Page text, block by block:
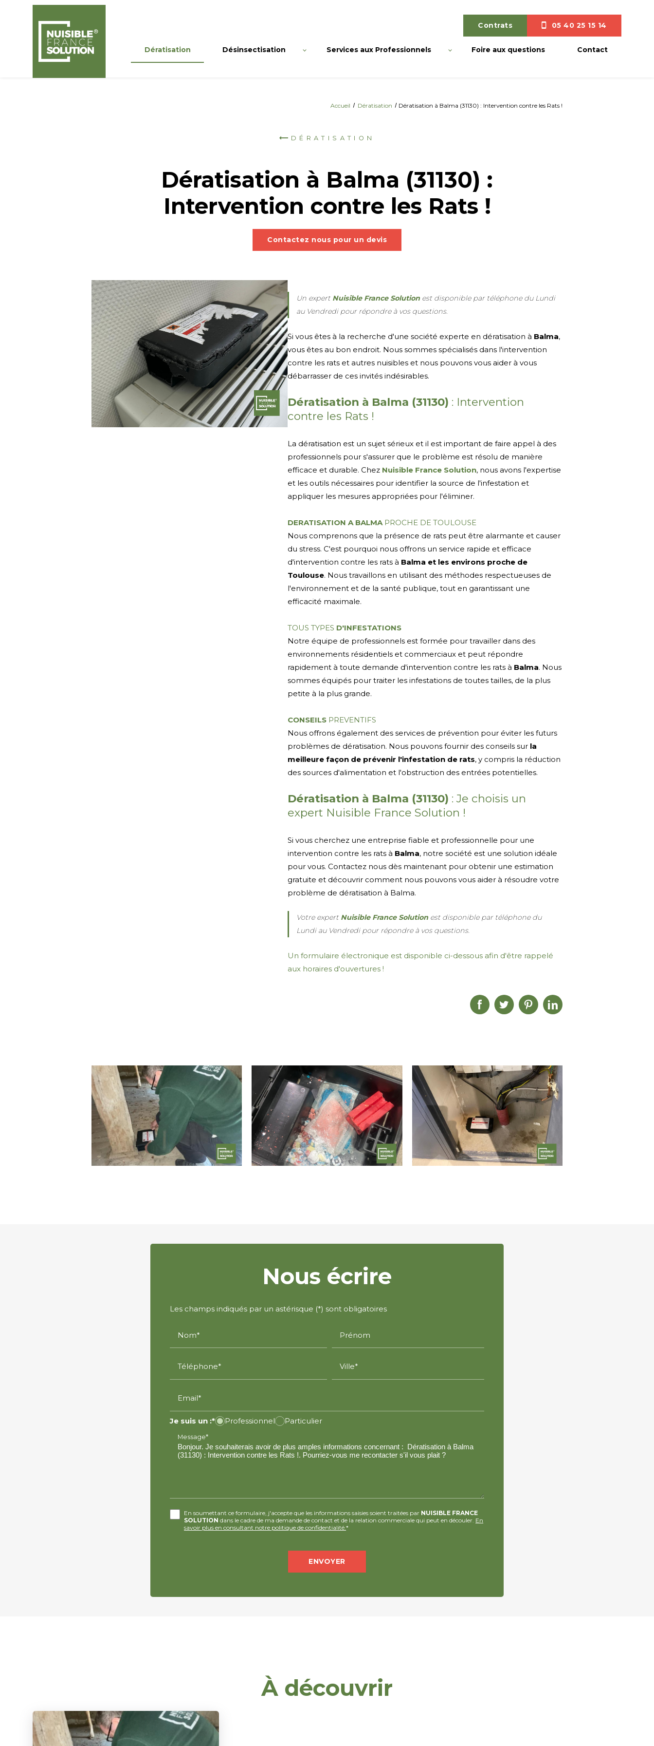
Contrats 05 40 25 15 14
Dératisation Désinsectisation Services aux Professionnels Foire aux questions Contact
Accueil Dératisation Dératisation à Balma (31130) : Intervention contre les Rats !
DÉRATISATION
Dératisation à Balma (31130) :
Intervention contre les Rats !
Contactez nous pour un devis
Un expert Nuisible France Solution est disponible par téléphone du Lundi
au Vendredi pour répondre à vos questions.
Si vous êtes à la recherche d'une société experte en dératisation à Balma,
vous êtes au bon endroit. Nous sommes spécialisés dans l'intervention
contre les rats et autres nuisibles et nous pouvons vous aider à vous
débarrasser de ces invités indésirables.
Dératisation à Balma (31130) : Intervention
contre les Rats !
La dératisation est un sujet sérieux et il est important de faire appel à des
professionnels pour s'assurer que le problème est résolu de manière
efficace et durable. Chez Nuisible France Solution, nous avons l'expertise
et les outils nécessaires pour identifier la source de l'infestation et
appliquer les mesures appropriées pour l'éliminer.
DERATISATION A BALMAPROCHE DE TOULOUSE
Nous comprenons que la présence de rats peut être alarmante et causer
du stress. C'est pourquoi nous offrons un service rapide et efficace
d'intervention contre les rats à Balma et les environs proche de
Toulouse. Nous travaillons en utilisant des méthodes respectueuses de
l'environnement et de la santé publique, tout en garantissant une
efficacité maximale.
TOUS TYPES D'INFESTATIONS
Notre équipe de professionnels est formée pour travailler dans des
environnements résidentiels et commerciaux et peut répondre
rapidement à toute demande d'intervention contre les rats à Balma. Nous
sommes équipés pour traiter les infestations de toutes tailles, de la plus
petite à la plus grande.
CONSEILS PREVENTIFS
Nous offrons également des services de prévention pour éviter les futurs
problèmes de dératisation. Nous pouvons fournir des conseils sur la
meilleure façon de prévenir l'infestation de rats, y compris la réduction
des sources d'alimentation et l'obstruction des entrées potentielles.
Dératisation à Balma (31130) : Je choisis un
expert Nuisible France Solution !
Si vous cherchez une entreprise fiable et professionnelle pour une
intervention contre les rats à Balma, notre société est une solution idéale
pour vous. Contactez nous dès maintenant pour obtenir une estimation
gratuite et découvrir comment nous pouvons vous aider à résoudre votre
problème de dératisation à Balma.
Votre expert Nuisible France Solution est disponible par téléphone du
Lundi au Vendredi pour répondre à vos questions.
Un formulaire électronique est disponible ci-dessous afin d'être rappelé
aux horaires d'ouvertures !
Nous écrire
Les champs indiqués par un astérisque (*) sont obligatoires
Nom* Prénom
Téléphone* Ville*
Email*
Je suis un :* Professionnel Particulier
Message*
En soumettant ce formulaire, j'accepte que les informations saisies soient traitées par NUISIBLE FRANCE
SOLUTION dans le cadre de ma demande de contact et de la relation commerciale qui peut en découler. En
savoir plus en consultant notre politique de confidentialité.*
À découvrir
Panneau de gestion des cookies